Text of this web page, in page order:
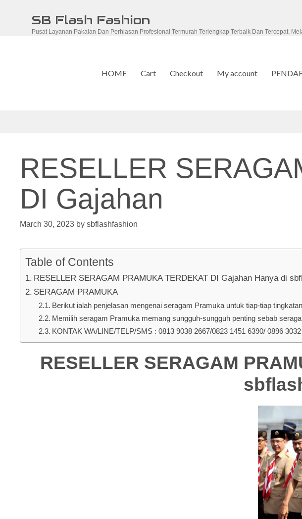
SB Flash Fashion
Pusat Layanan Pakaian Dan Perhiasan Profesional Termurah Terlengkap Terbaik Dan Tercepat.
HOME Cart Checkout My account
RESELLER
DI Gajahan
March 30, 2023 by sbflashfashion
Table of Contents
RESELLER SERAGAM PRAMUKA TERDEKAT DI Gajahan Hanya di
SERAGAM PRAMUKA
Berikut ialah penjelasan mengenai seragam Pramuka untuk tiap-tiap
Memilih seragam Pramuka memang sungguh-sungguh penting sebab
KONTAK WA/LINE/TELP/SMS : 0813 9038 2667/0823 1451 6390/ 0896
RESELLER SERAGAM